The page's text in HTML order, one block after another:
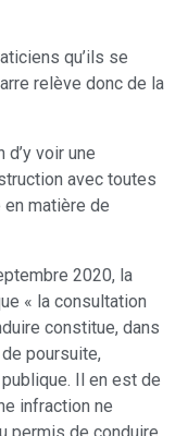
qu’ils se
relève donc de la
voir une
avec toutes
matière de
2020, la
« la consultation
constitue, dans
poursuite,
Il en est de
infraction ne